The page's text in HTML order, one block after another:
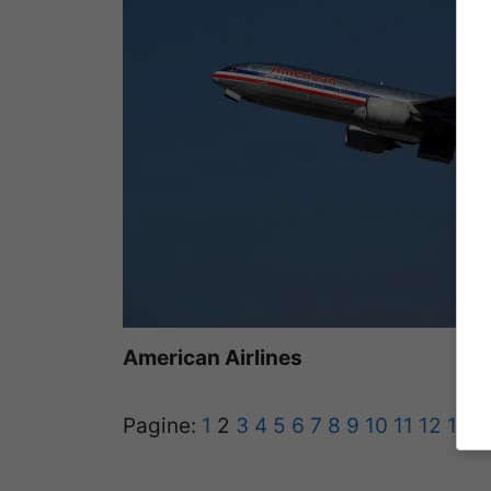
American Airlines
Pagine: 1 2 3 4 5 6 7 8 9 10 11 12 13